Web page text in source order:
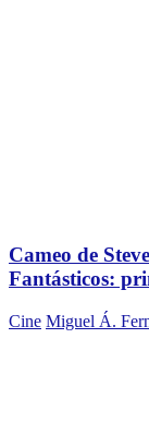
Cameo de
Fantásticos:
Cine Miguel Á.